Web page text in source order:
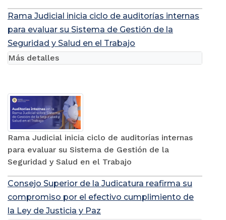
Rama Judicial inicia ciclo de auditorías internas
para evaluar su Sistema de Gestión de la
Seguridad y Salud en el Trabajo
Rama Judicial inicia ciclo de auditorías internas
para evaluar su Sistema de Gestión de la
Seguridad y Salud en el Trabajo
Más detalles
Consejo Superior de la Judicatura reafirma su
compromiso por el efectivo cumplimiento de
la Ley de Justicia y Paz